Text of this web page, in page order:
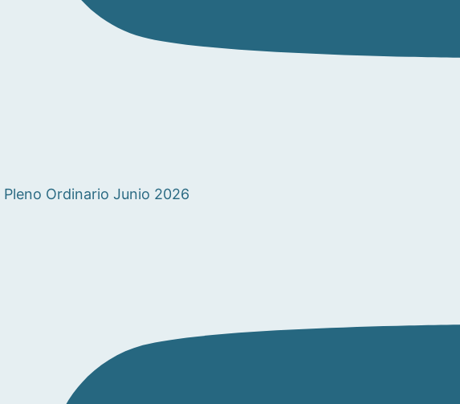
Pleno Ordinario Junio 2026